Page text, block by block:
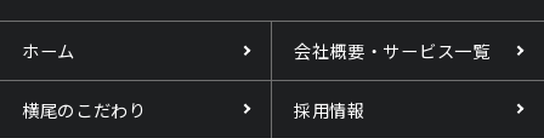
ホーム 会社概要・サービス一覧
横尾のこだわり 採用情報